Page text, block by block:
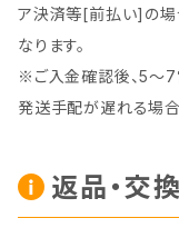
ア決済等[前払い]の場
なります。
※ご入金確認後、5～7
発送手配が遅れる場合
返品・交